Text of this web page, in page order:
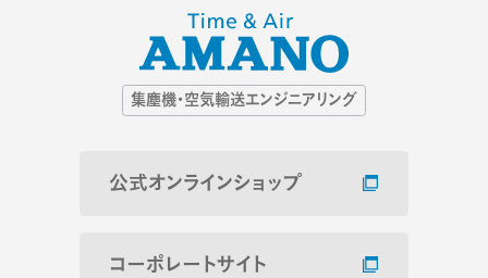
集塵機・空気輸送エンジニアリング
公式オンラインショップ
コーポレートサイト